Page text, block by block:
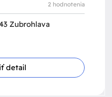
2 hodnotenia
Zubrohlava
detail